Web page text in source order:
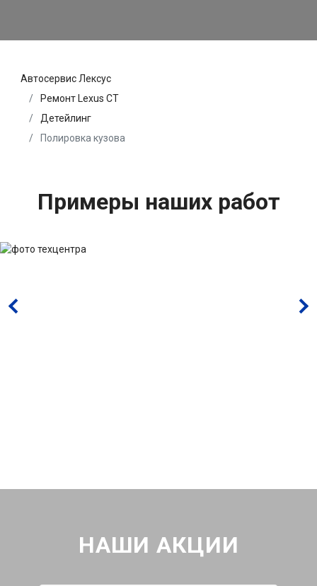
Автосервис Лексус
Ремонт Lexus CT
Детейлинг
Полировка кузова
Примеры наших работ
НАШИ АКЦИИ